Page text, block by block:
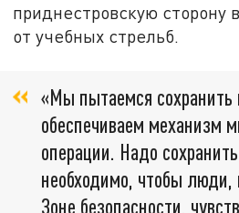
приднестровскую сторону
от учебных стрельб.
«Мы пытаемся сохранить
обеспечиваем механизм
операции. Надо
необходимо, чтобы
Зоне безопасности,